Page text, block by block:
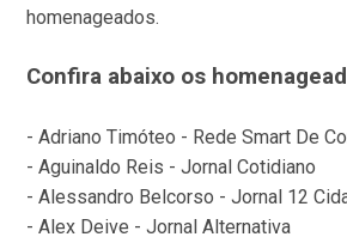
homenageados.
Confira abaixo os
- Adriano Timóteo - Rede Smart De
- Aguinaldo Reis - Jornal Cotidiano
- Alessandro Belcorso - Jornal 12
- Alex Deive - Jornal Alternativa